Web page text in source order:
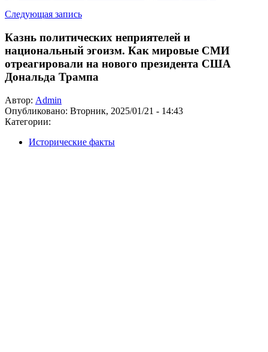
Следующая запись
Казнь политических неприятелей и
национальный эгоизм. Как мировые СМИ
отреагировали на нового президента США
Дональда Трампа
Автор: Admin
Опубликовано: Вторник, 2025/01/21 - 14:43
Категории:
Исторические факты